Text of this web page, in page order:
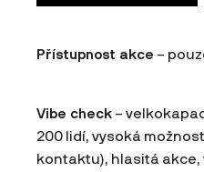
Přístupnost akce –
Vibe check –
200 lidí, vysoká
kontaktu), hlasitá